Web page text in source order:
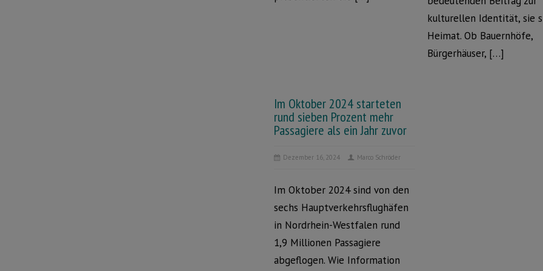
kulturellen Identität, sie
Heimat. Ob Bauernhöfe,
Bürgerhäuser, […]
Im Oktober 2024 starteten
rund sieben Prozent mehr
Passagiere als ein Jahr zuvor
Dezember 16, 2024 Marco Schröder
Im Oktober 2024 sind von den
sechs Hauptverkehrsflughäfen
in Nordrhein-Westfalen rund
1,9 Millionen Passagiere
abgeflogen. Wie Information